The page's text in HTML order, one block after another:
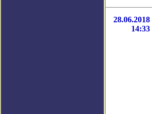
28.06.2018
14:33